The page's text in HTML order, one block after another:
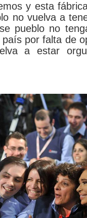
y esta
no vuelva a
pueblo no
por falta de
a estar